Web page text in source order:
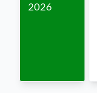
2026